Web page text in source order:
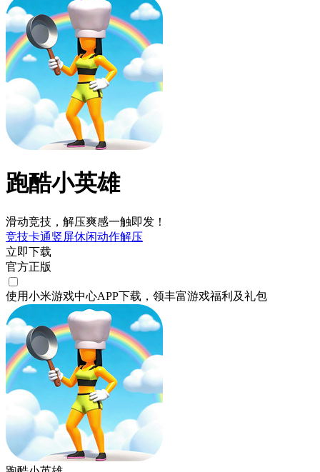
跑酷小英雄
滑动竞技，解压爽感一触即发！
竞技卡通竖屏休闲动作解压
立即下载
官方正版
使用小米游戏中心APP下载 ，领丰富游戏福利 及礼包